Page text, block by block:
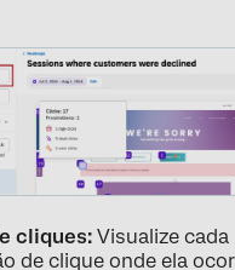
cliques: Visualize cada
de clique onde ela